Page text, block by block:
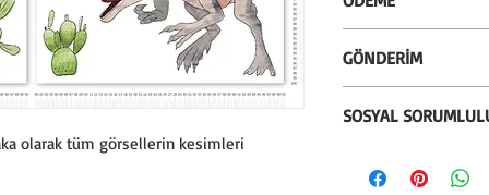
olarak tüm görsellerin kesimleri
silinebilir.
* Almanya'dan
kullanılmaktadır.
* İstenildiği zaman
* Kullanılan
Greenguard Gold
seçeneği ile
* Kredi kartına 12
bankanızın vade
sağlanmaktadır.
GÖNDERİM
100 TL altındaki
* Ürün, kırılmaz
SOSYAL
%3'ünü sosyal